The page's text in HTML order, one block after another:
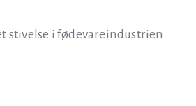
stivelse i fødevareindustrien